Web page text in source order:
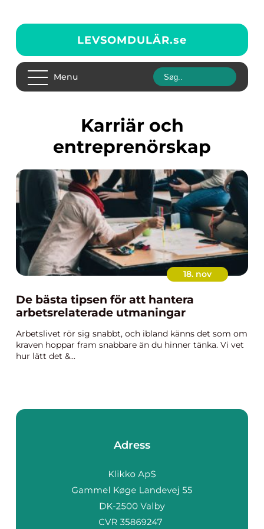
LEVSOMDULÄR.se
Menu
Karriär och
entreprenörskap
18. nov
De bästa tipsen för att hantera
arbetsrelaterade utmaningar
Arbetslivet rör sig snabbt, och ibland känns det som om
kraven hoppar fram snabbare än du hinner tänka. Vi vet
hur lätt det &...
Adress